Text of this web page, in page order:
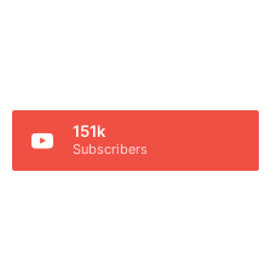
151k
Subscribers